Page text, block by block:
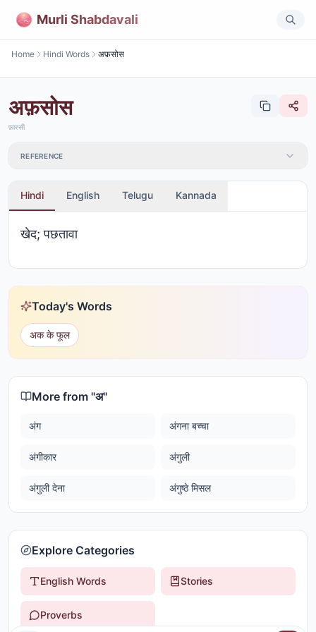
Murli Shabdavali
Home Hindi Words अफ़सोस
अफ़सोस
फ़ारसी
REFERENCE
Hindi English Telugu Kannada
खेद; पछतावा
Today's Words
अक के फूल
More from "अ"
अंग अंगना बच्चा
अंगीकार अंगुली
अंगुली देना अंगुष्ठे मिसल
Explore Categories
English Words Stories
Proverbs